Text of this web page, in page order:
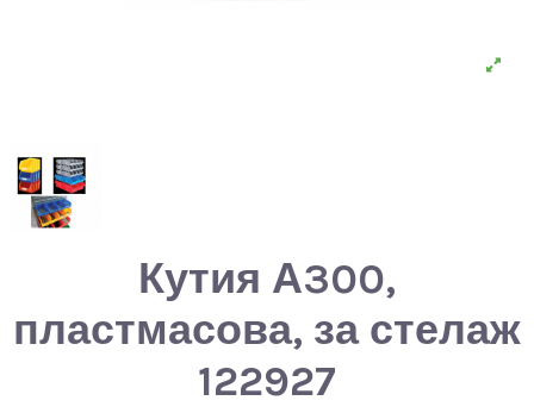
Кутия А300,
пластмасова, за стелаж
122927